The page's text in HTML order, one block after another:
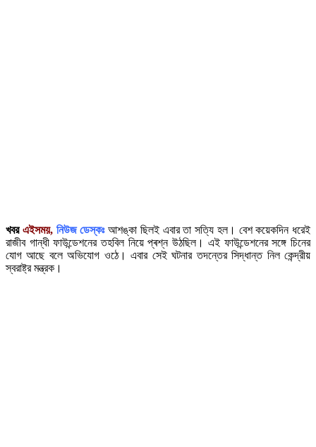
খবর এইসময়,নিউজ ডেস্কঃআশঙ্কা ছিলই এবার তা সত্যি হল। বেশ কয়েকদিন ধরেই
রাজীব গান্ধী ফাউন্ডেশনের তহবিল নিয়ে প্ৰশ্ন উঠছিল। এই ফাউন্ডেশনের সঙ্গে চিনের
যোগ আছে বলে অভিযোগ ওঠে। এবার সেই ঘটনার তদন্তের সিদ্ধান্ত নিল কেন্দ্রীয়
স্বরাষ্ট্র মন্ত্রক।